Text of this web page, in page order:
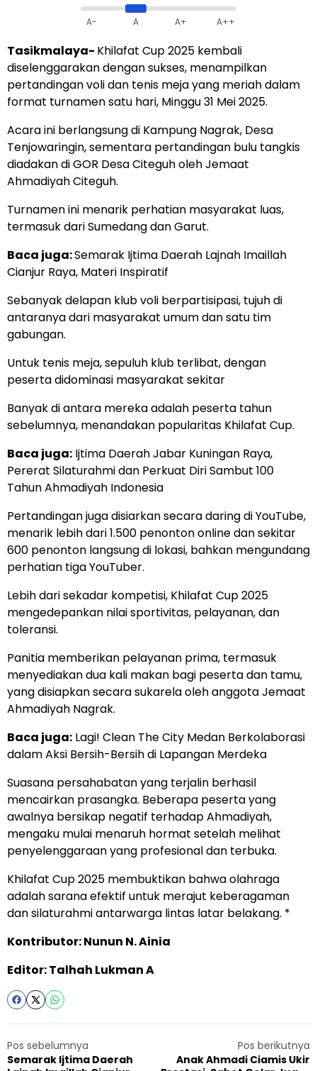
A- A A+ A++
Tasikmalaya- Khilafat Cup 2025 kembali
diselenggarakan dengan sukses, menampilkan
pertandingan voli dan tenis meja yang meriah dalam
format turnamen satu hari, Minggu 31 Mei 2025.
Acara ini berlangsung di Kampung Nagrak, Desa
Tenjowaringin, sementara pertandingan bulu tangkis
diadakan di GOR Desa Citeguh oleh Jemaat
Ahmadiyah Citeguh.
Turnamen ini menarik perhatian masyarakat luas,
termasuk dari Sumedang dan Garut.
Baca juga:Semarak Ijtima Daerah Lajnah Imaillah
Cianjur Raya, Materi Inspiratif
Sebanyak delapan klub voli berpartisipasi, tujuh di
antaranya dari masyarakat umum dan satu tim
gabungan.
Untuk tenis meja, sepuluh klub terlibat, dengan
peserta didominasi masyarakat sekitar
Banyak di antara mereka adalah peserta tahun
sebelumnya, menandakan popularitas Khilafat Cup.
Baca juga: Ijtima Daerah Jabar Kuningan Raya,
Pererat Silaturahmi dan Perkuat Diri Sambut 100
Tahun Ahmadiyah Indonesia
Pertandingan juga disiarkan secara daring di YouTube,
menarik lebih dari 1.500 penonton online dan sekitar
600 penonton langsung di lokasi, bahkan mengundang
perhatian tiga YouTuber.
Lebih dari sekadar kompetisi, Khilafat Cup 2025
mengedepankan nilai sportivitas, pelayanan, dan
toleransi.
Panitia memberikan pelayanan prima, termasuk
menyediakan dua kali makan bagi peserta dan tamu,
yang disiapkan secara sukarela oleh anggota Jemaat
Ahmadiyah Nagrak.
Baca juga: Lagi! Clean The City Medan Berkolaborasi
dalam Aksi Bersih-Bersih di Lapangan Merdeka
Suasana persahabatan yang terjalin berhasil
mencairkan prasangka. Beberapa peserta yang
awalnya bersikap negatif terhadap Ahmadiyah,
mengaku mulai menaruh hormat setelah melihat
penyelenggaraan yang profesional dan terbuka.
Khilafat Cup 2025 membuktikan bahwa olahraga
adalah sarana efektif untuk merajut keberagaman
dan silaturahmi antarwarga lintas latar belakang. *
Kontributor: Nunun N. Ainia
Editor: Talhah Lukman A
Pos sebelumnya
Semarak Ijtima Daerah
Pos berikutnya
Anak Ahmadi Ciamis Ukir